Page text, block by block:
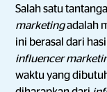
Salah satu
marketingadalah
ini berasal dari hasil
influencer
waktu yang